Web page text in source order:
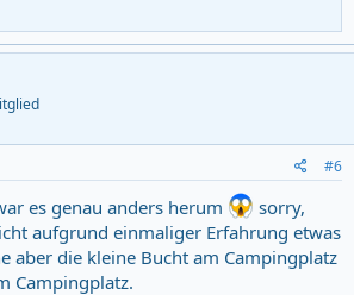
#6
es genau anders herum
sorry,
aufgrund einmaliger Erfahrung etwas
aber die kleine Bucht am Campingplatz
Campingplatz.